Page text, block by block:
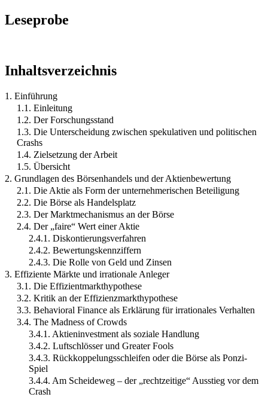
Leseprobe
Inhaltsverzeichnis
1. Einführung
1.1. Einleitung
1.2. Der Forschungsstand
1.3. Die Unterscheidung zwischen spekulativen und politischen
Crashs
1.4. Zielsetzung der Arbeit
1.5. Übersicht
2. Grundlagen des Börsenhandels und der Aktienbewertung
2.1. Die Aktie als Form der unternehmerischen Beteiligung
2.2. Die Börse als Handelsplatz
2.3. Der Marktmechanismus an der Börse
2.4. Der „faire“ Wert einer Aktie
2.4.1. Diskontierungsverfahren
2.4.2. Bewertungskennziffern
2.4.3. Die Rolle von Geld und Zinsen
3. Effiziente Märkte und irrationale Anleger
3.1. Die Effizientmarkthypothese
3.2. Kritik an der Effizienzmarkthypothese
3.3. Behavioral Finance als Erklärung für irrationales Verhalten
3.4. The Madness of Crowds
3.4.1. Aktieninvestment als soziale Handlung
3.4.2. Luftschlösser und Greater Fools
3.4.3. Rückkoppelungsschleifen oder die Börse als Ponzi-
Spiel
3.4.4. Am Scheideweg – der „rechtzeitige“ Ausstieg vor dem
Crash